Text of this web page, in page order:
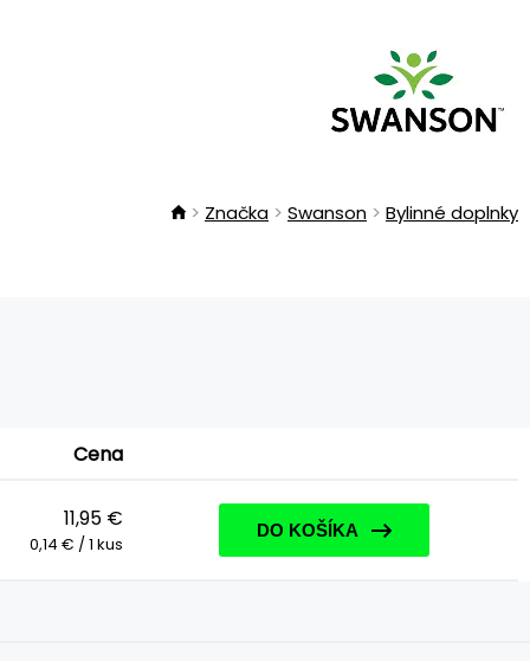
Značka Swanson Bylinné doplnky
Cena
11,95 €
0,14 € / 1 kus
DO KOŠÍKA